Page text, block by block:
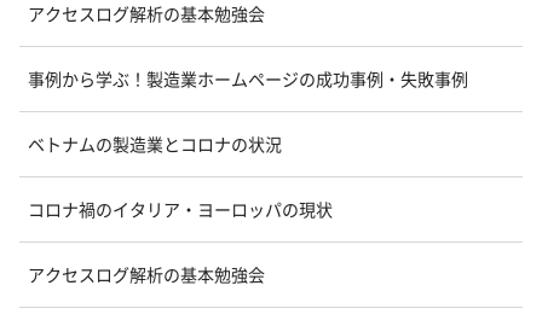
アクセスログ解析の基本勉強会
事例から学ぶ！製造業ホームページの成功事例・失敗事例
ベトナムの製造業とコロナの状況
コロナ禍のイタリア・ヨーロッパの現状
アクセスログ解析の基本勉強会